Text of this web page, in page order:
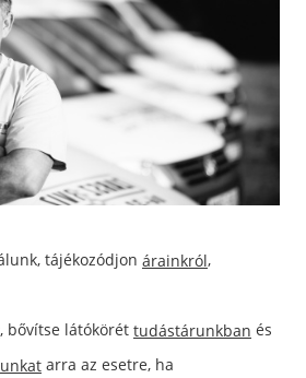
tájékozódjon árainkról,
, bővítse látókörét tudástárunkban és
arra az esetre, ha